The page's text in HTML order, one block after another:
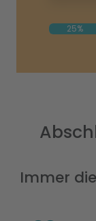
25%
Immer